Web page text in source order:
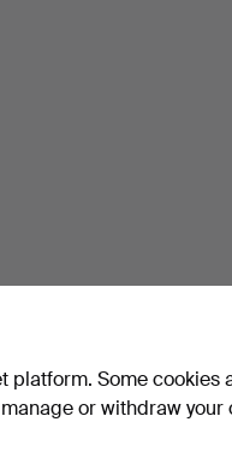
platform. Some cookies
or withdraw your